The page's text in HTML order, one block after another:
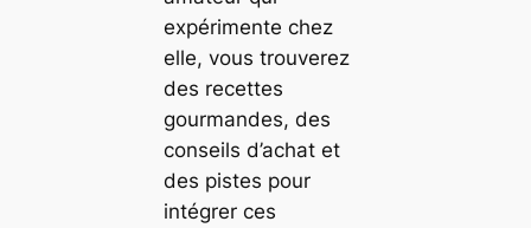
expérimente chez
elle, vous trouverez
des recettes
gourmandes, des
conseils d’achat et
des pistes pour
intégrer ces